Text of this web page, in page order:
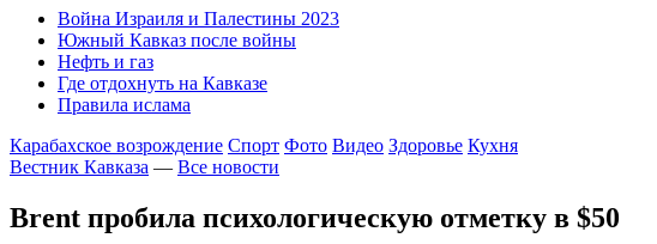
Война Израиля и Палестины 2023
Южный Кавказ после войны
Нефть и газ
Где отдохнуть на Кавказе
Правила ислама
Карабахское возрождение Спорт Фото Видео Здоровье Кухня
Вестник Кавказа — Все новости
Brent пробила психологическую отметку в $50